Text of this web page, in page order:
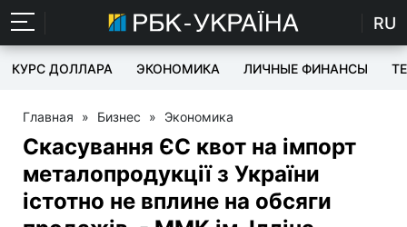
RU
КУРС ДОЛЛАРА ЭКОНОМИКА ЛИЧНЫЕ ФИНАНСЫ
Главная » Бизнес » Экономика
Скасування ЄС квот на імпорт
металопродукції з України
істотно не вплине на обсяги